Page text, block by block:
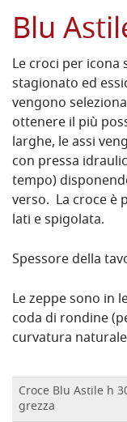
Blu
Le croci per
stagionato ed
vengono
ottenere il più
larghe, le assi
con pressa
tempo)
verso. La croce è
lati e spigolata.
Spessore della
Le zeppe sono in
coda di rondine
curvatura
Croce Blu Astile h
grezza